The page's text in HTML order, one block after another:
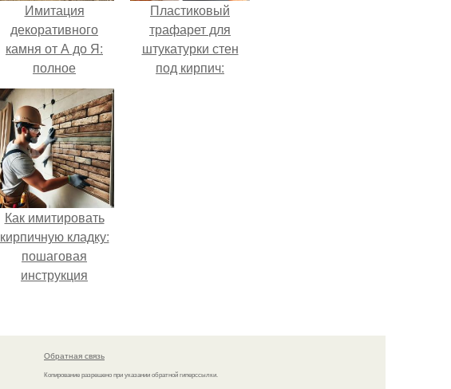
Имитация
декоративного
камня от А до Я:
полное
руководство
Пластиковый
трафарет для
штукатурки стен
под кирпич:
Как имитировать
кирпичную кладку:
пошаговая
инструкция
Обратная связь
Копирование разрешено при указании обратной гиперссылки.